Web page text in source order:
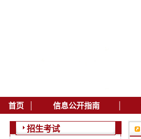
首页 | 信息公开指南 |
招生考试